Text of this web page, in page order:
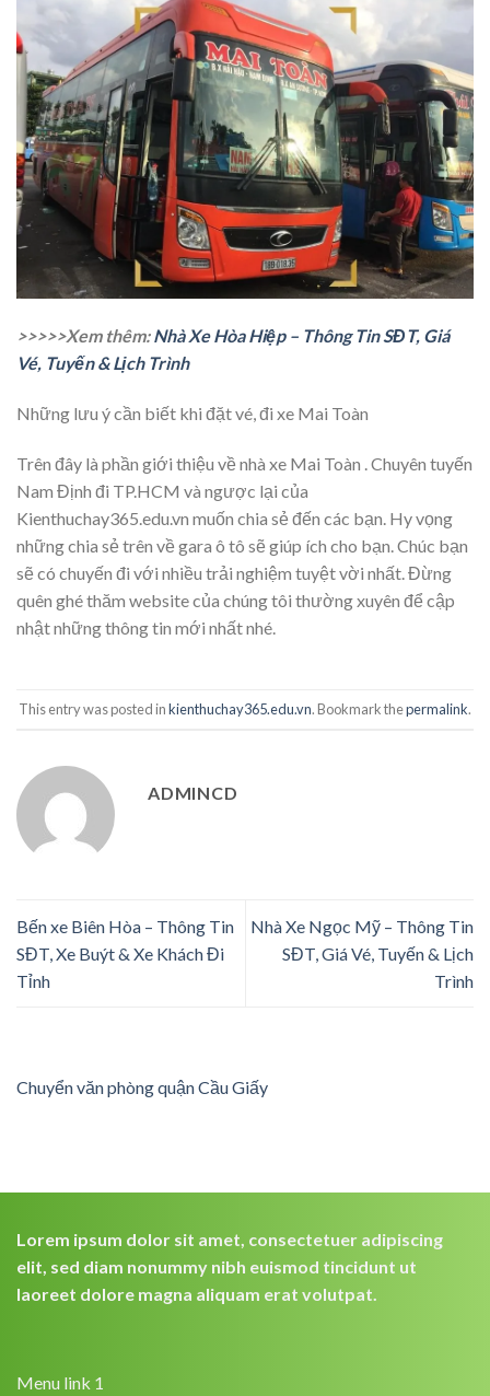
>>>>>Xem thêm:Nhà Xe Hòa Hiệp – Thông Tin SĐT, Giá
Vé, Tuyến & Lịch Trình
Những lưu ý cần biết khi đặt vé, đi xe Mai Toàn
Trên đây là phần giới thiệu về nhà xe Mai Toàn . Chuyên tuyến
Nam Định đi TP.HCM và ngược lại của
Kienthuchay365.edu.vn muốn chia sẻ đến các bạn. Hy vọng
những chia sẻ trên về gara ô tô sẽ giúp ích cho bạn. Chúc bạn
sẽ có chuyến đi với nhiều trải nghiệm tuyệt vời nhất. Đừng
quên ghé thăm website của chúng tôi thường xuyên để cập
nhật những thông tin mới nhất nhé.
This entry was posted inkienthuchay365.edu.vn. Bookmark thepermalink.
ADMINCD
Bến xe Biên Hòa – Thông Tin
SĐT, Xe Buýt & Xe Khách Đi
Tỉnh
Nhà Xe Ngọc Mỹ – Thông Tin
SĐT, Giá Vé, Tuyến & Lịch
Trình
Chuyển văn phòng quận Cầu Giấy
Lorem ipsum dolor sit amet, consectetuer adipiscing
elit, sed diam nonummy nibh euismod tincidunt ut
laoreet dolore magna aliquam erat volutpat.
Menu link 1